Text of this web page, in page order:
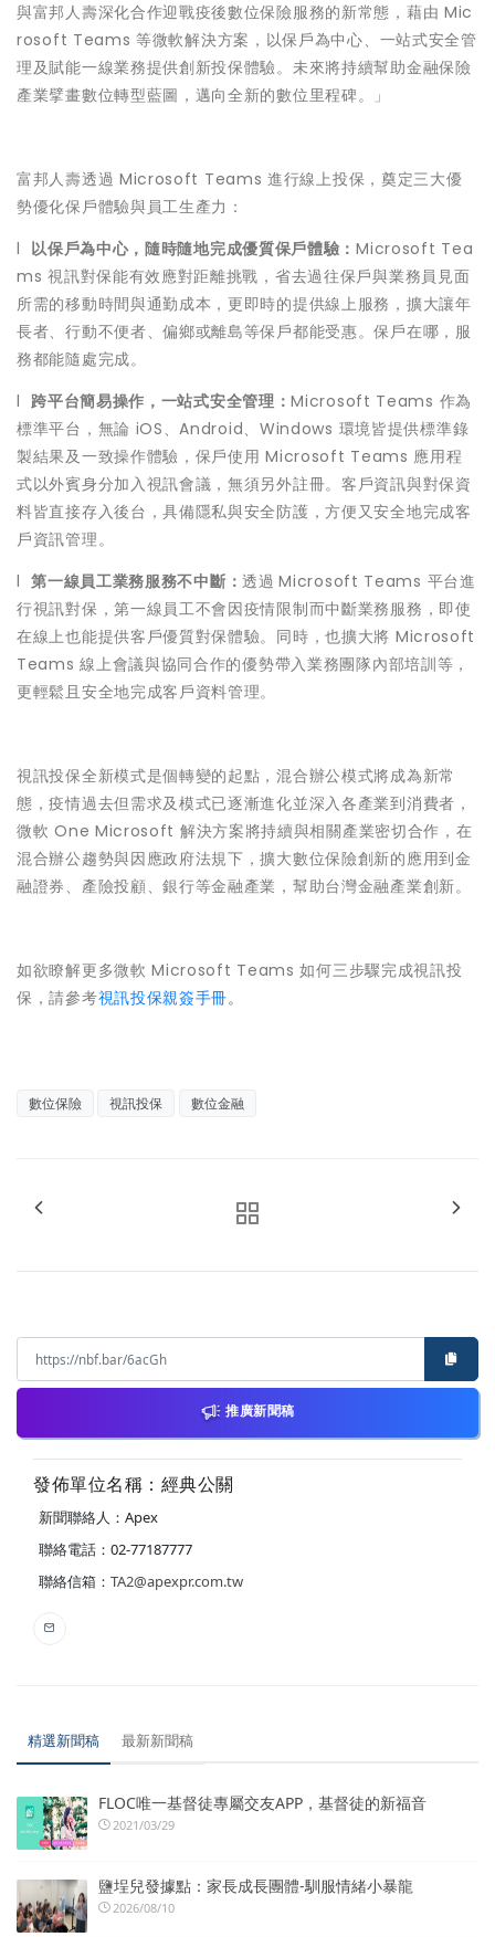
與富邦人壽深化合作迎戰疫後數位保險服務的新常態，藉由 Mic
rosoft Teams 等微軟解決方案，以保戶為中心、一站式安全管
理及賦能一線業務提供創新投保體驗。未來將持續幫助金融保險
產業擘畫數位轉型藍圖，邁向全新的數位里程碑。」
富邦人壽透過 Microsoft Teams 進行線上投保，奠定三大優
勢優化保戶體驗與員工生產力：
l 以保戶為中心，隨時隨地完成優質保戶體驗：Microsoft Tea
ms 視訊對保能有效應對距離挑戰，省去過往保戶與業務員見面
所需的移動時間與通勤成本，更即時的提供線上服務，擴大讓年
長者、行動不便者、偏鄉或離島等保戶都能受惠。保戶在哪，服
務都能隨處完成。
l 跨平台簡易操作，一站式安全管理：Microsoft Teams 作為
標準平台，無論 iOS、Android、Windows 環境皆提供標準錄
製結果及一致操作體驗，保戶使用 Microsoft Teams 應用程
式以外賓身分加入視訊會議，無須另外註冊。客戶資訊與對保資
料皆直接存入後台，具備隱私與安全防護，方便又安全地完成客
戶資訊管理。
l第一線員工業務服務不中斷：透過 Microsoft Teams 平台進
行視訊對保，第一線員工不會因疫情限制而中斷業務服務，即使
在線上也能提供客戶優質對保體驗。同時，也擴大將 Microsoft
Teams 線上會議與協同合作的優勢帶入業務團隊內部培訓等，
更輕鬆且安全地完成客戶資料管理。
視訊投保全新模式是個轉變的起點，混合辦公模式將成為新常
態，疫情過去但需求及模式已逐漸進化並深入各產業到消費者，
微軟 One Microsoft 解決方案將持續與相關產業密切合作，在
混合辦公趨勢與因應政府法規下，擴大數位保險創新的應用到金
融證券、產險投顧、銀行等金融產業，幫助台灣金融產業創新。
如欲瞭解更多微軟 Microsoft Teams 如何三步驟完成視訊投
保，請參考視訊投保親簽手冊。
數位保險 視訊投保 數位金融
推廣新聞稿
發佈單位名稱：經典公關
新聞聯絡人：Apex
聯絡電話：02-77187777
聯絡信箱： TA2@apexpr.com.tw
精選新聞稿 最新新聞稿
FLOC唯一基督徒專屬交友APP，基督徒的新福音
2021/03/29
鹽埕兒發據點：家長成長團體-馴服情緒小暴龍
2026/08/10